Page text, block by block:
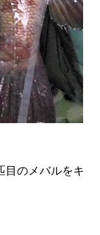
目のメバルをキ